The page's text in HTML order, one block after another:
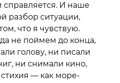
справляется. И наше
разбор ситуации,
что я чувствую.
не поймем до конца,
голову, ни писали
ни снимали кино,
— как море-